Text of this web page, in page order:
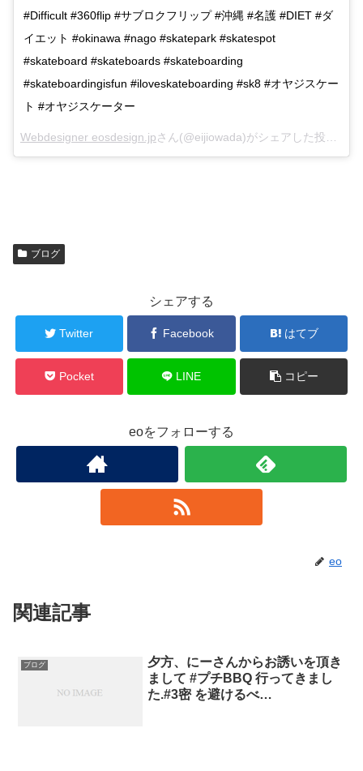
#Difficult #360flip #サブロクフリップ #沖縄 #名護 #DIET #ダ
イエット #okinawa #nago #skatepark #skatespot
#skateboard #skateboards #skateboarding
#skateboardingisfun #iloveskateboarding #sk8 #オヤジスケー
ト #オヤジスケーター
Webdesigner eosdesign.jpさん(@eijiowada)がシェアした投稿 –
ブログ
シェアする
Twitter Facebook はてブ
Pocket LINE コピー
eoをフォローする
eo
関連記事
ブログ
夕方、にーさんからお誘いを頂き
まして #プチBBQ 行ってきまし
た.#3密 を避けるべ…